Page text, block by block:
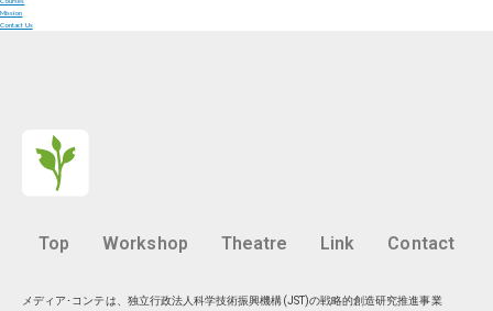
Mission
Contact Us
Top Workshop Theatre Link Contact
メディア･コンテは、独立行政法人科学技術振興機構(JST)の戦略的創造研究推進事業